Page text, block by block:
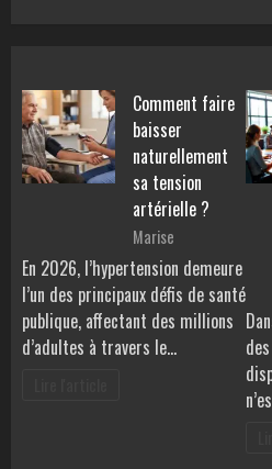
Comment faire
baisser
naturellement
sa tension
artérielle ?
Marise
En 2026, l’hypertension demeure
l’un des principaux défis de santé
publique, affectant des millions
d’adultes à travers le…